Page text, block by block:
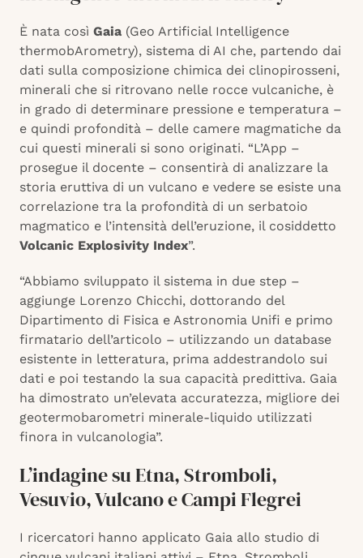
È nata così Gaia (Geo Artificial Intelligence
thermobArometry), sistema di AI che, partendo dai
dati sulla composizione chimica dei clinopirosseni,
minerali che si ritrovano nelle rocce vulcaniche, è
in grado di determinare pressione e temperatura –
e quindi profondità – delle camere magmatiche da
cui questi minerali si sono originati. “L’App –
prosegue il docente – consentirà di analizzare la
storia eruttiva di un vulcano e vedere se esiste una
correlazione tra la profondità di un serbatoio
magmatico e l’intensità dell’eruzione, il cosiddetto
Volcanic Explosivity Index”.
“Abbiamo sviluppato il sistema in due step –
aggiunge Lorenzo Chicchi, dottorando del
Dipartimento di Fisica e Astronomia Unifi e primo
firmatario dell’articolo – utilizzando un database
esistente in letteratura, prima addestrandolo sui
dati e poi testando la sua capacità predittiva. Gaia
ha dimostrato un’elevata accuratezza, migliore dei
geotermobarometri minerale-liquido utilizzati
finora in vulcanologia”.
L’indagine su Etna, Stromboli,
Vesuvio, Vulcano e Campi Flegrei
I ricercatori hanno applicato Gaia allo studio di